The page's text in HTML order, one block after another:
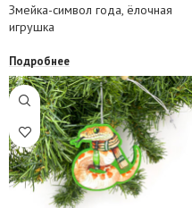
Змейка-символ года, ёлочная
игрушка
Подробнее